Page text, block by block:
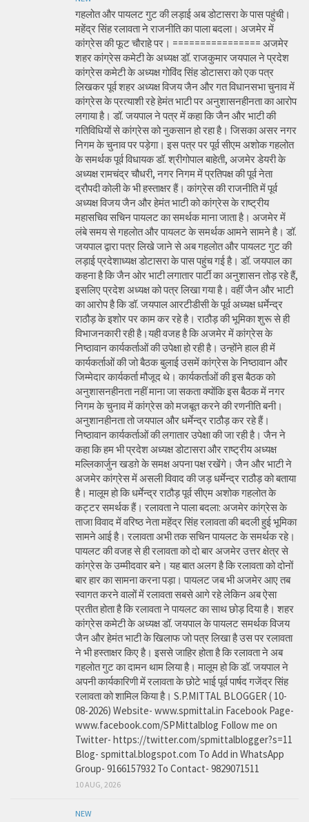
गहलोत और पायलट गुट की लड़ाई अब डोटासरा के पास पहुंची।
महेंद्र सिंह रलावता ने राजनीति का पाला बदला। अजमेर में
कांग्रेस की फूट चौराहे पर। ================ अजमेर
शहर कांग्रेस कमेटी के अध्यक्ष डॉ. राजकुमार जयपाल ने प्रदेश
कांग्रेस कमेटी के अध्यक्ष गोविंद सिंह डोटासरा को एक पत्र
लिखकर पूर्व शहर अध्यक्ष विजय जैन और गत विधानसभा चुनाव में
कांग्रेस के प्रत्याशी रहे हेमंत भाटी पर अनुशासनहीनता का आरोप
लगाया है। डॉ. जयपाल ने पत्र में कहा कि जैन और भाटी की
गतिविधियों से कांग्रेस को नुकसान हो रहा है। जिसका असर नगर
निगम के चुनाव पर पड़ेगा। इस पत्र पर पूर्व सीएम अशोक गहलोत
के समर्थक पूर्व विधायक डॉ. श्रीगोपाल बाहेती, अजमेर डेयरी के
अध्यक्ष रामचंद्र चौधरी, नगर निगम में प्रतिपक्ष की पूर्व नेता
द्रौपदी कोली के भी हस्ताक्षर हैं। कांग्रेस की राजनीति में पूर्व
अध्यक्ष विजय जैन और हेमंत भाटी को कांग्रेस के राष्ट्रीय
महासचिव सचिन पायलट का समर्थक माना जाता है। अजमेर में
लंबे समय से गहलोत और पायलट के समर्थक आमने सामने है। डॉ.
जयपाल द्वारा पत्र लिखे जाने से अब गहलोत और पायलट गुट की
लड़ाई प्रदेशाध्यक्ष डोटासरा के पास पहुंच गई है। डॉ. जयपाल का
कहना है कि जैन ओर भाटी लगातार पार्टी का अनुशासन तोड़ रहे हैं,
इसलिए प्रदेश अध्यक्ष को पत्र लिखा गया है। वहीं जैन और भाटी
का आरोप है कि डॉ. जयपाल आरटीडीसी के पूर्व अध्यक्ष धर्मेन्द्र
राठौड़ के इशोर पर काम कर रहे है। राठौड़ की भूमिका शुरू से ही
विभाजनकारी रही है।यही वजह है कि अजमेर में कांग्रेस के
निष्ठावान कार्यकर्ताओं की उपेक्षा हो रही है। उन्होंने हाल ही में
कार्यकर्ताओं की जो बैठक बुलाई उसमें कांग्रेस के निष्ठावान और
जिम्मेदार कार्यकर्ता मौजूद थे। कार्यकर्ताओं की इस बैठक को
अनुशासनहीनता नहीं माना जा सकता क्योंकि इस बैठक में नगर
निगम के चुनाव में कांग्रेस को मजबूत करने की रणनीति बनी।
अनुशानहीनता तो जयपाल और धर्मेन्द्र राठौड़ कर रहे हैं।
निष्ठावान कार्यकर्ताओं की लगातार उपेक्षा की जा रही है। जैन ने
कहा कि हम भी प्रदेश अध्यक्ष डोटासरा और राष्ट्रीय अध्यक्ष
मल्लिकार्जुन खडग़े के समक्ष अपना पक्ष रखेंगे। जैन और भाटी ने
अजमेर कांग्रेस में असली विवाद की जड़ धर्मेन्द्र राठौड़ को बताया
है। मालूम हो कि धर्मेन्द्र राठौड़ पूर्व सीएम अशोक गहलोत के
कट्टर समर्थक हैं। रलावता ने पाला बदला: अजमेर कांग्रेस के
ताजा विवाद में वरिष्ठ नेता महेंद्र सिंह रलावता की बदली हुई भूमिका
सामने आई है। रलावता अभी तक सचिन पायलट के समर्थक रहे।
पायलट की वजह से ही रलावता को दो बार अजमेर उत्तर क्षेत्र से
कांग्रेस के उम्मीदवार बने। यह बात अलग है कि रलावता को दोनों
बार हार का सामना करना पड़ा। पायलट जब भी अजमेर आए तब
स्वागत करने वालों में रलावता सबसे आगे रहे लेकिन अब ऐसा
प्रतीत होता है कि रलावता ने पायलट का साथ छोड़ दिया है। शहर
कांग्रेस कमेटी के अध्यक्ष डॉ. जयपाल के पायलट समर्थक विजय
जैन और हेमंत भाटी के खिलाफ जो पत्र लिखा है उस पर रलावता
ने भी हस्ताक्षर किए है। इससे जाहिर होता है कि रलावता ने अब
गहलोत गुट का दामन थाम लिया है। मालूम हो कि डॉ. जयपाल ने
अपनी कार्यकारिणी में रलावता के छोटे भाई पूर्व पार्षद गजेंद्र सिंह
रलावता को शामिल किया है। S.P.MITTAL BLOGGER ( 10-
08-2026) Website- www.spmittal.in Facebook Page-
www.facebook.com/SPMittalblog Follow me on
Twitter- https://twitter.com/spmittalblogger?s=11
Blog- spmittal.blogspot.com To Add in WhatsApp
Group- 9166157932 To Contact- 9829071511
10 AUG, 2026
NEW